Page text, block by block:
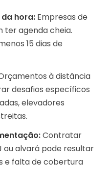
hora: Empresas de
ter agenda cheia.
15 dias de
à distância
desafios específicos
elevadores
Contratar
ou alvará pode resultar
e falta de cobertura